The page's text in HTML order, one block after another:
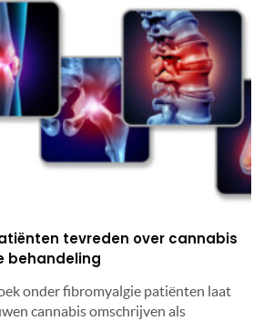
tevreden over cannabis
behandeling
onder fibromyalgie patiënten laat
cannabis omschrijven als